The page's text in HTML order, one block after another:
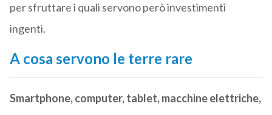
per sfruttare i quali servono però investimenti
ingenti.
A cosa servono le terre rare
Smartphone, computer, tablet, macchine elettriche,